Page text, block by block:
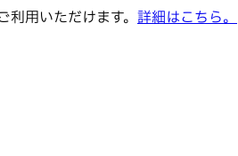
用いただけます。 詳細はこちら。